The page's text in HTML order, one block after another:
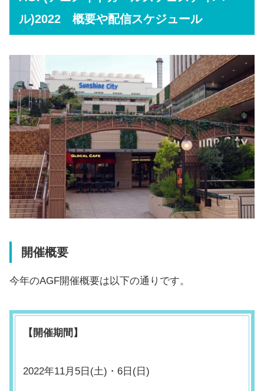
ル)2022 概要や配信スケジュール
開催概要
今年のAGF開催概要は以下の通りです。
【開催期間】
2022年11月5日(土)・6日(日)